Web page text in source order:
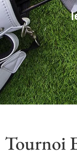
Tournoi